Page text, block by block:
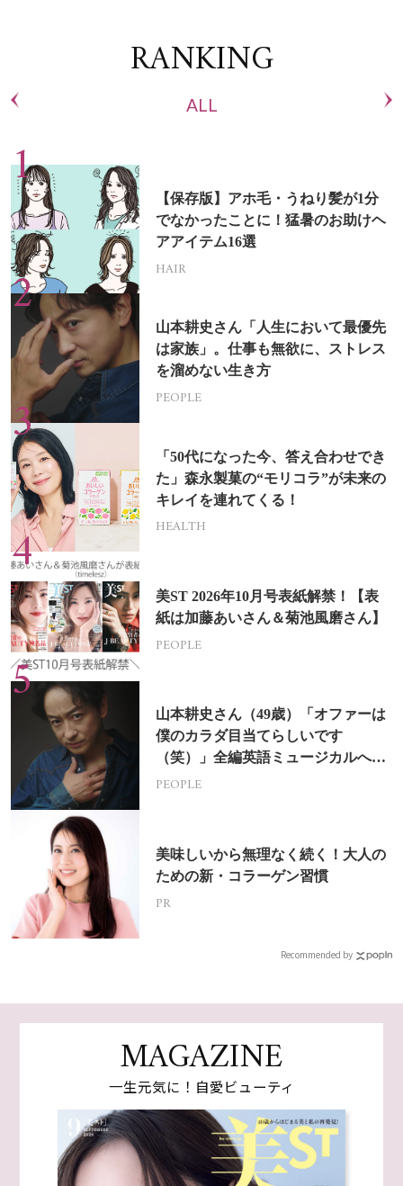
RANKING
ALL
【保存版】アホ毛・うねり髪が1分
でなかったことに！猛暑のお助けヘ
アアイテム16選
HAIR
山本耕史さん「人生において最優先
は家族」。仕事も無欲に、ストレス
を溜めない生き方
PEOPLE
「50代になった今、答え合わせでき
た」森永製菓の“モリコラ”が未来の
キレイを連れてくる！
HEALTH
美ST 2026年10月号表紙解禁！【表
紙は加藤あいさん＆菊池風磨さん】
PEOPLE
山本耕史さん（49歳）「オファーは
僕のカラダ目当てらしいです
（笑）」全編英語ミュージカルへの
挑戦
PEOPLE
美味しいから無理なく続く！大人の
ための新・コラーゲン習慣
PR
Recommended by
MAGAZINE
一生元気に！自愛ビューティ